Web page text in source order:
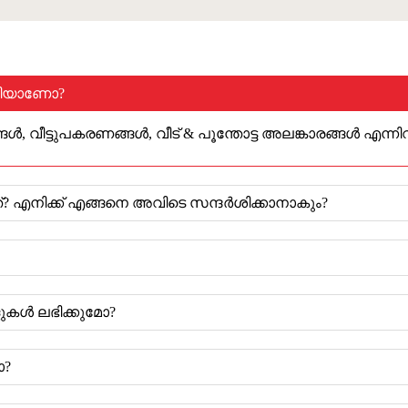
വീട്ടുപകരണങ്ങൾ, വീട് & പൂന്തോട്ട അലങ്കാരങ്ങൾ
എനിക്ക് എങ്ങനെ അവിടെ സന്ദർശിക്കാനാകും?
ലഭിക്കുമോ?